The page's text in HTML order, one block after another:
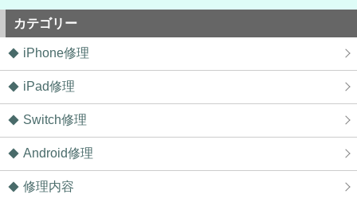
2026/06/11
鎌ヶ谷市よりお越しのお客様のiPhone14の基板修理をさせて頂きました！
2026/06/10
松戸市よりお越しのお客様のiPhone12の充電不良修理をさせて頂きまし
た！ありがとうございました！
2026/06/09
ました！ありがとうございました！
2026/06/09
松戸市よりお越しのお客様のiPhone13Proのナノナインガラスコーティング
2026/06/09
我孫子市よりお越しのお客様のiPhone11Proの充電不良修理をさせて頂きま
カテゴリー
iPhone修理
iPad修理
Switch修理
Android修理
修理内容